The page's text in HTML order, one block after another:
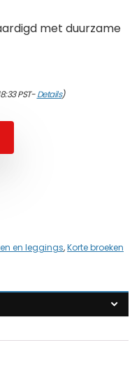
met duurzame
PST-Details)
en leggings,Korte broeken